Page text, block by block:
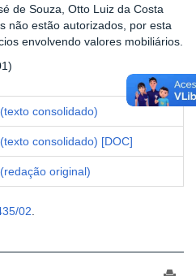
de Souza, Otto Luiz da Costa
não estão autorizados, por esta
envolvendo valores mobiliários.
consolidado)
consolidado) [DOC]
original)
02